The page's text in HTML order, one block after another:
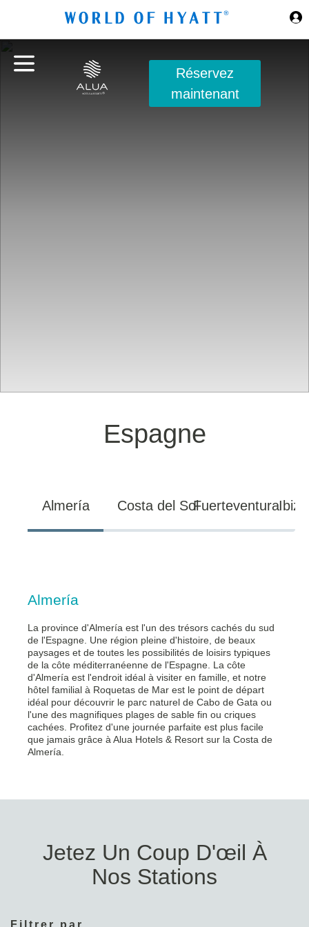
Réservez
maintenant
Espagne
Almería Costa del SolFuerteventuraIbiza
Almería
La province d'Almería est l'un des trésors cachés du sud
de l'Espagne. Une région pleine d'histoire, de beaux
paysages et de toutes les possibilités de loisirs typiques
de la côte méditerranéenne de l'Espagne. La côte
d'Almería est l'endroit idéal à visiter en famille, et notre
hôtel familial à Roquetas de Mar est le point de départ
idéal pour découvrir le parc naturel de Cabo de Gata ou
l'une des magnifiques plages de sable fin ou criques
cachées. Profitez d'une journée parfaite est plus facile
que jamais grâce à Alua Hotels & Resort sur la Costa de
Almería.
Jetez Un Coup D'œil À
Nos Stations
Filtrer par